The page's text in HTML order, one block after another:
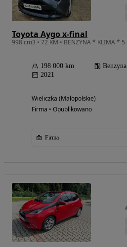
Toyota Aygo x-final
198 000 km Benzyna
2021
Wieliczka (Małopolskie)
Firma • Opublikowano
Firma